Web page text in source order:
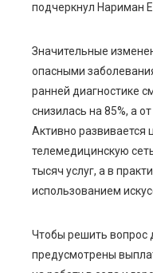
подчеркнул Нариман
Значительные
опасными
ранней диагностике
снизилась на 85%, а
Активно развивается
телемедицинскую
тысяч услуг, а в
использованием
Чтобы решить вопрос
предусмотрены